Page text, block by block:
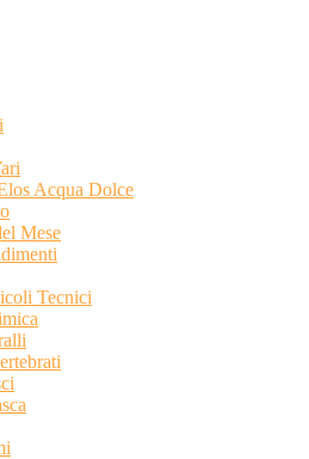
Acqua Dolce
Mese
Tecnici